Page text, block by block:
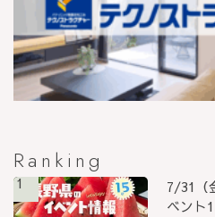
Ranking
1
7/31（
ベント